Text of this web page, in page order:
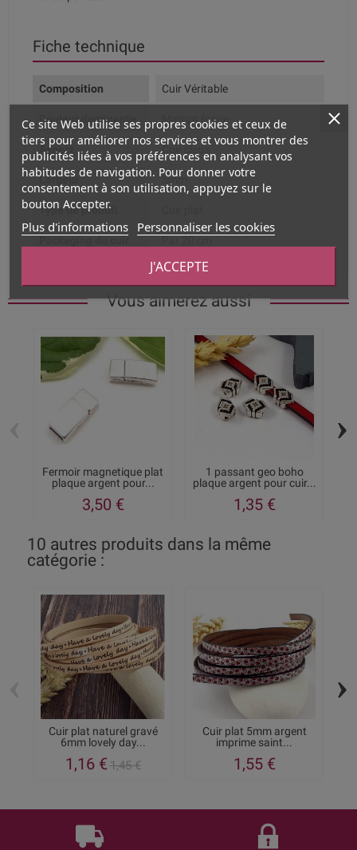
Fiche technique
Composition Cuir Véritable
Couleur dominante Marron fonce
Aspect Cuir clous
Largeur 5mm
Type de produit
Vous aimerez aussi
Fermoir magnetique plat
plaque argent pour...
3,50 €
1 passant geo boho
plaque argent pour cuir...
1,35 €
›
10 autres produits dans la même
catégorie :
Cuir plat naturel gravé
6mm lovely day...
1,16 €1,45 €
Cuir plat 5mm argent
imprime saint...
1,55 €
›
Ce site Web utilise ses propres cookies et ceux de
tiers pour améliorer nos services et vous montrer des
publicités liées à vos préférences en analysant vos
habitudes de navigation. Pour donner votre
consentement à son utilisation, appuyez sur le
bouton Accepter.
Plus d'informations Personnaliser les cookies
J'ACCEPTE